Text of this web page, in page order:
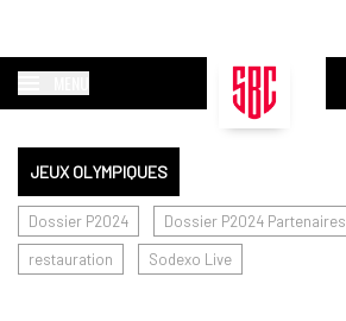
JEUX OLYMPIQUES
Dossier P2024 Dossier P2024 Partenaires
restauration
Sodexo Live